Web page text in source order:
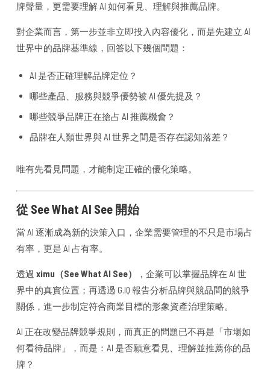
牌聲量，更需要理解 AI 如何看見、理解與推薦品牌。
對企業而言，第一步並非立即投入內容優化，而是先建立 AI
世界中的品牌基準線，回答以下幾個問題：
AI 是否正確理解品牌定位？
哪些產品、服務與競爭優勢被 AI 優先提及？
哪些競爭品牌正在搶占 AI 推薦機會？
品牌在人類世界與 AI 世界之間是否存在認知落差？
唯有先看見問題，才能制定正確的優化策略。
從 See What AI See 開始
當 AI 逐漸成為新的決策入口，企業需要管理的不只是市場占
有率，更是 AI 占有率。
透過 ximu（See What AI See）
，企業可以掌握品牌在 AI 世
界中的真實位置；再透過 G.IQ 報告分析品牌與競品間的競爭
關係，進一步制定符合商業目標的形象資產治理策略。
AI 正在改變品牌競爭規則，而真正的問題已不再是「市場如
何看待品牌」，而是：AI 是否願意看見、理解並推薦你的品
牌？